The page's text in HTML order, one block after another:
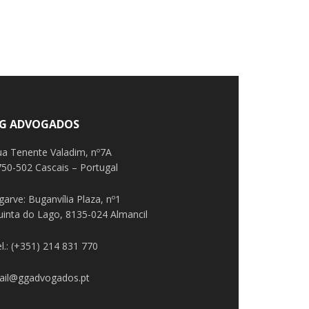
ADVOGADOS
Tenente Valadim, nº7A
502 Cascais – Portugal
Buganvília Plaza, nº1
do Lago, 8135-024 Almancil
(+351) 214 831 770